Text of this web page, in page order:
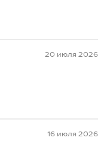
20 июля 2026
16 июля 2026